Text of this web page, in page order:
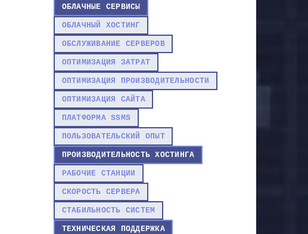
ОБЛАЧНЫЕ СЕРВИСЫ
ОБЛАЧНЫЙ ХОСТИНГ
ОБСЛУЖИВАНИЕ СЕРВЕРОВ
ОПТИМИЗАЦИЯ ЗАТРАТ
ОПТИМИЗАЦИЯ ПРОИЗВОДИТЕЛЬНОСТИ
ОПТИМИЗАЦИЯ САЙТА
ПЛАТФОРМА SSMS
ПОЛЬЗОВАТЕЛЬСКИЙ ОПЫТ
ПРОИЗВОДИТЕЛЬНОСТЬ ХОСТИНГА
РАБОЧИЕ СТАНЦИИ
СКОРОСТЬ СЕРВЕРА
СТАБИЛЬНОСТЬ СИСТЕМ
ТЕХНИЧЕСКАЯ ПОДДЕРЖКА